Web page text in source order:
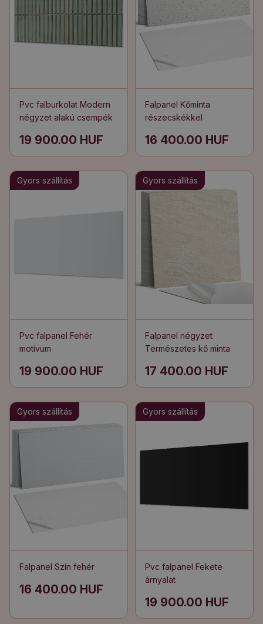
Pvc falburkolat Modern
négyzet alakú csempék
19 900.00 HUF
Falpanel Kőminta
részecskékkel
16 400.00 HUF
Gyors szállítás
Pvc falpanel Fehér
motívum
19 900.00 HUF
Gyors szállítás
Falpanel négyzet
Természetes kő minta
17 400.00 HUF
Gyors szállítás
Falpanel Szín fehér
16 400.00 HUF
Gyors szállítás
Pvc falpanel Fekete
árnyalat
19 900.00 HUF